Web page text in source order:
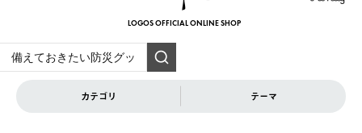
LOGOS OFFICIAL ONLINE SHOP
カテゴリ テーマ